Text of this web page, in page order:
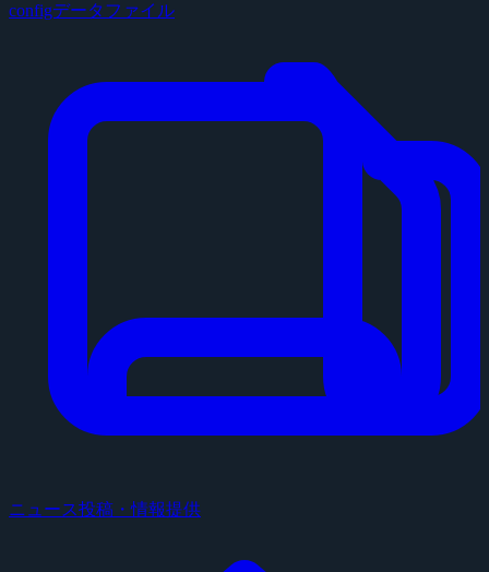
configデータファイル
ニュース投稿・情報提供